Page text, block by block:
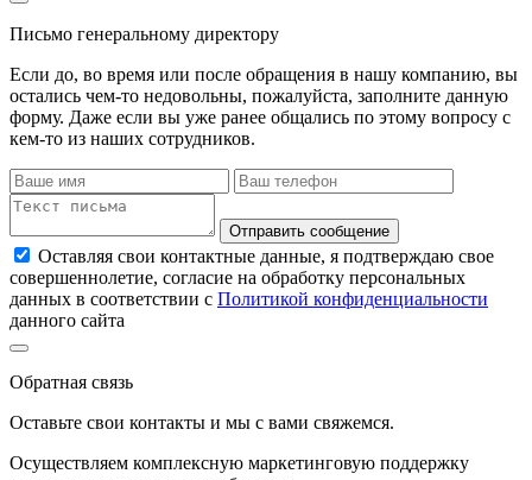
Письмо генеральному директору
Если до, во время или после обращения в нашу компанию, вы
остались чем-то недовольны, пожалуйста, заполните данную
форму. Даже если вы уже ранее общались по этому вопросу с
кем-то из наших сотрудников.
Отправить сообщение
Оставляя свои контактные данные, я подтверждаю свое
совершеннолетие, согласие на обработку персональных
данных в соответствии с Политикой конфиденциальности
данного сайта
Обратная связь
Оставьте свои контакты и мы с вами свяжемся.
Осуществляем комплексную маркетинговую поддержку